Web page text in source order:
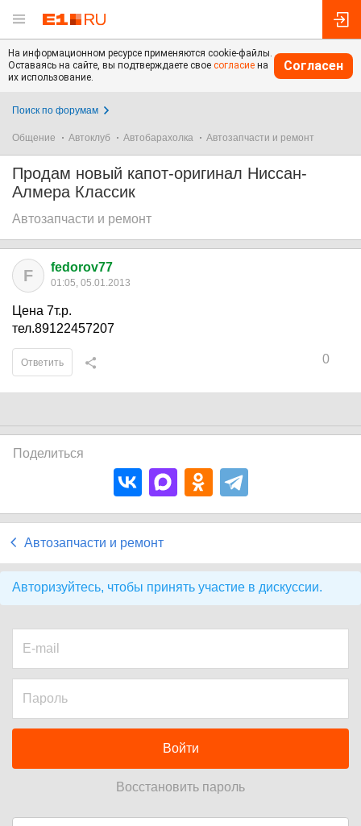
На информационном ресурсе применяются cookie-файлы.
Оставаясь на сайте, вы подтверждаете свое согласие на
их использование.
Согласен
Поиск по форумам
Общение Автоклуб Автобарахолка Автозапчасти и ремонт
Продам новый капот-оригинал Ниссан-
Алмера Классик
Автозапчасти и ремонт
F fedorov77
01:05, 05.01.2013
Цена 7т.р.
тел.89122457207
0
Ответить
Поделиться
Автозапчасти и ремонт
Авторизуйтесь, чтобы принять участие в дискуссии.
Войти
Восстановить пароль